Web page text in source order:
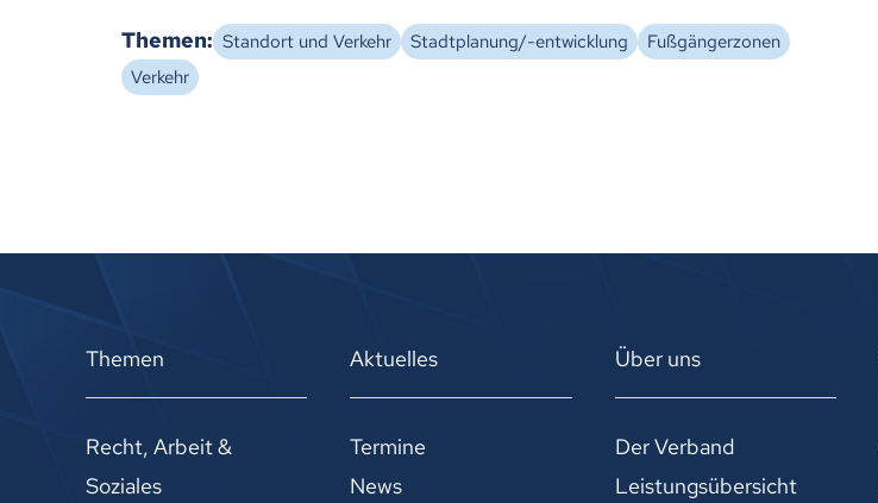
Themen: Standort und Verkehr Stadtplanung/-entwicklung
Fußgängerzonen
Verkehr
Themen
Recht, Arbeit &
Soziales
Aktuelles
Termine
News
Über uns
Der Verband
Leistungsübersicht